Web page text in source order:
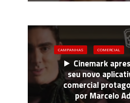
CAMPANHAS COMERCIAL
Cinemark
seu novo
comercial
por Marcelo